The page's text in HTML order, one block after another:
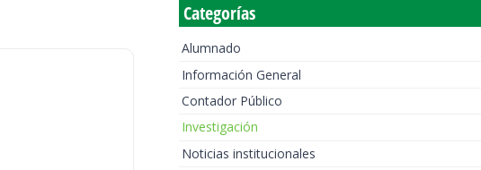
Categorías
Alumnado
Información General
Contador Público
Investigación
Noticias institucionales